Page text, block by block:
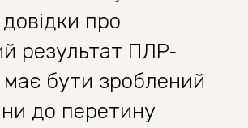
про
результат ПЛР‐
має бути зроблений
до перетину